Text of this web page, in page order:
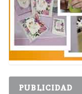
PUBLICIDAD